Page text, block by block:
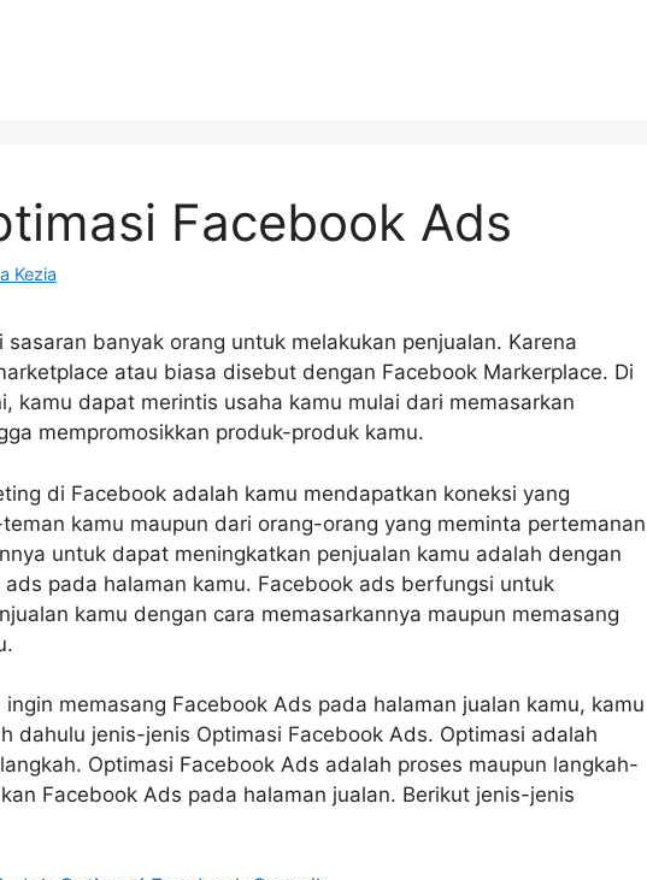
Facebook Ads
Kezia
banyak orang untuk melakukan penjualan. Karena
atau biasa disebut dengan Facebook Markerplace. Di
kamu dapat merintis usaha kamu mulai dari memasarkan
mempromosikkan produk-produk kamu.
di Facebook adalah kamu mendapatkan koneksi yang
kamu maupun dari orang-orang yang meminta pertemanan
untuk dapat meningkatkan penjualan kamu adalah dengan
pada halaman kamu. Facebook ads berfungsi untuk
kamu dengan cara memasarkannya maupun memasang
memasang Facebook Ads pada halaman jualan kamu, kamu
dahulu jenis-jenis Optimasi Facebook Ads. Optimasi adalah
Optimasi Facebook Ads adalah proses maupun langkah-
Facebook Ads pada halaman jualan. Berikut jenis-jenis